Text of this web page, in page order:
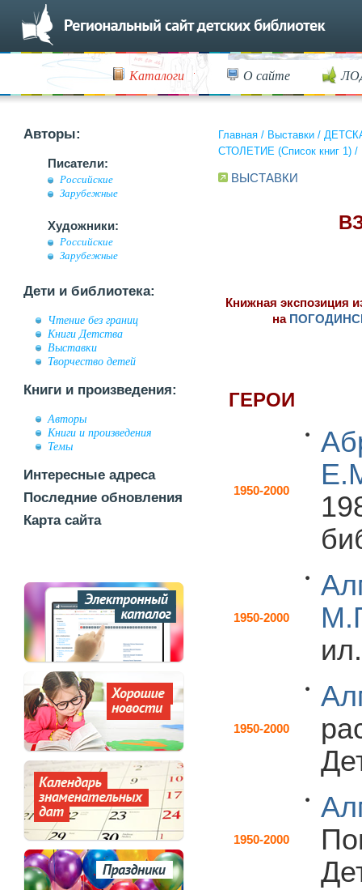
Каталоги О сайте
Авторы:
Писатели:
Российские
Зарубежные
Художники:
Российские
Зарубежные
Дети и библиотека:
Чтение без границ
Книги Детства
Выставки
Творчество детей
Книги и произведения:
Авторы
Книги и произведения
Темы
Интересные адреса
Последние обновления
Карта сайта
Главная / Выставки /
СТОЛЕТИЕ (Список книг 1) /
ВЫСТАВКИ
Книжная экспозиция
на
ГЕРОИ
1950-2000
1950-2000
ил.
1950-2000
1950-2000